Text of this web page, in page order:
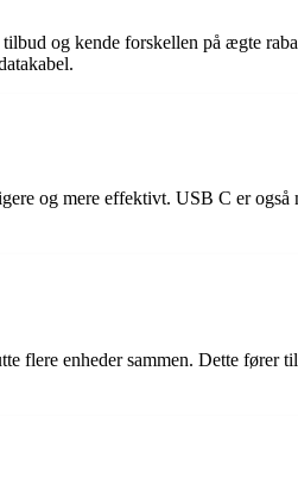
og kende forskellen på ægte
og mere effektivt. USB C er
flere enheder sammen. Dette fører